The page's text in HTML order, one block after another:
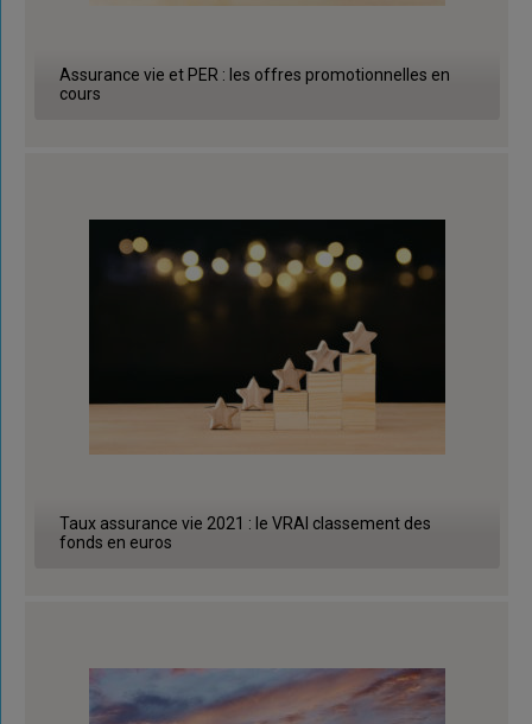
Assurance vie et PER : les offres promotionnelles en
cours
Taux assurance vie 2021 : le VRAI classement des
fonds en euros